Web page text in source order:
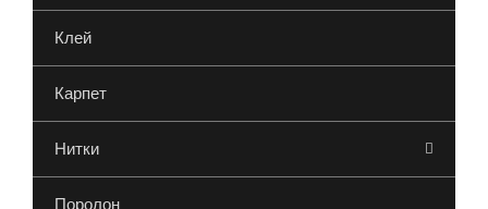
Клей
Карпет
Нитки
Поролон